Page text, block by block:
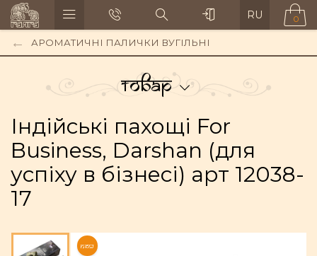
RU 0
АРОМАТИЧНІ ПАЛИЧКИ ВУГІЛЬНІ
Товар
Індійські пахощі For
Business, Darshan (для
успіху в бізнесі) арт 12038-
17
NEW